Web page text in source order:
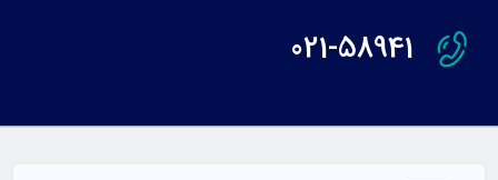
021-58941